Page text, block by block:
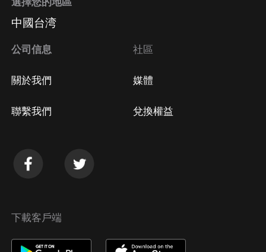
中國台湾
公司信息
關於我們
聯繫我們
社區
媒體
兌換權益
下載客戶端